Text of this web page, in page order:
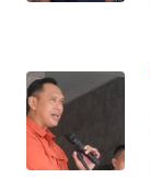
MALUT
WN
DAIRI